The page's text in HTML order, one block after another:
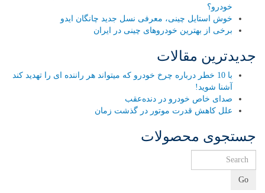
خودرو؟
خوش استایل چینی، معرفی نسل جدید چانگان ایدو
برخی از بهترین خودروهای چینی در ایران
جدیدترین مقالات
با 10 خطر درباره چرخ خودرو که میتواند هر راننده ای را تهدید کند
آشنا شوید!
صدای خاص خودرو در دنده‌عقب
علل کاهش قدرت موتور در گذشت زمان
جستجوی محصولات
Go